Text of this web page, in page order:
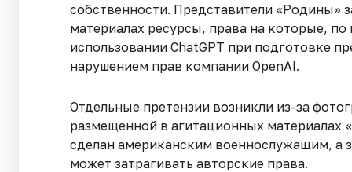
собственности. Представители «Родины»
материалах ресурсы, права на которые,
использовании ChatGPT при подготовке
нарушением прав компании OpenAI.
Отдельные претензии возникли из-за
размещенной в агитационных
сделан американским военнослужащим, а
может затрагивать авторские права.